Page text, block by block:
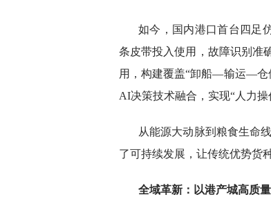
如今，国内港口首台四足
条皮带投入使用，故障识别准
用，构建覆盖“卸船—输运—仓
AI决策技术融合，实现“人力操
从能源大动脉到粮食生命
了可持续发展，让传统优势货
全域革新：以港产城高质